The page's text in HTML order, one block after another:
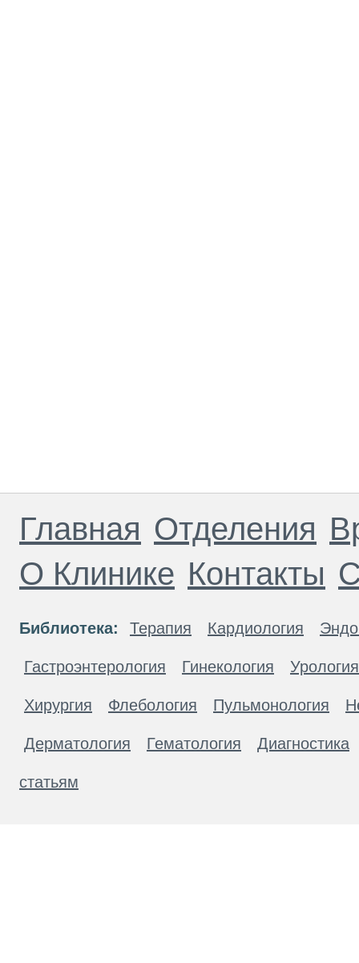
Главная Отделения
О Клинике Контакты
Библиотека: Терапия Кардиология
Гастроэнтерология Гинекология Урология
Хирургия Флебология Пульмонология
Дерматология Гематология Диагностика
статьям